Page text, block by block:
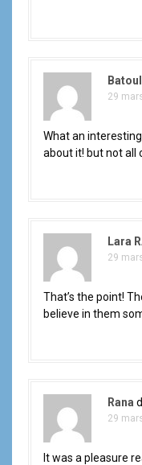
29
What an
about it! but not all
Lara
29
That’s the point!
believe in them
Rana
29
It was a pleasure